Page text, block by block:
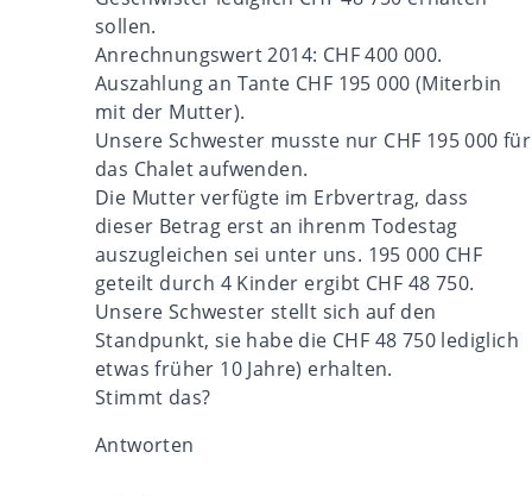
sollen.
Anrechnungswert 2014: CHF 400 000.
Auszahlung an Tante CHF 195 000 (Miterbin
mit der Mutter).
Unsere Schwester musste nur CHF 195 000 für
das Chalet aufwenden.
Die Mutter verfügte im Erbvertrag, dass
dieser Betrag erst an ihrenm Todestag
auszugleichen sei unter uns. 195 000 CHF
geteilt durch 4 Kinder ergibt CHF 48 750.
Unsere Schwester stellt sich auf den
Standpunkt, sie habe die CHF 48 750 lediglich
etwas früher 10 Jahre) erhalten.
Stimmt das?
Antworten